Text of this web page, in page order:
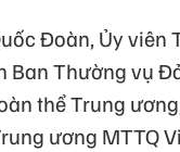
Đoàn, Ủy viên
Ban Thường vụ
thể Trung
ương MTTQ